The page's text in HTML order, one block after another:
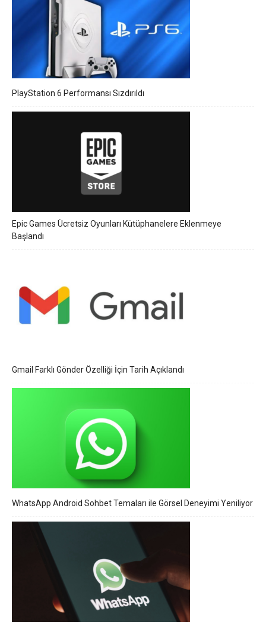
PlayStation 6 Performansı Sızdırıldı
Epic Games Ücretsiz Oyunları Kütüphanelere Eklenmeye
Başlandı
Gmail Farklı Gönder Özelliği İçin Tarih Açıklandı
WhatsApp Android Sohbet Temaları ile Görsel Deneyimi Yeniliyor